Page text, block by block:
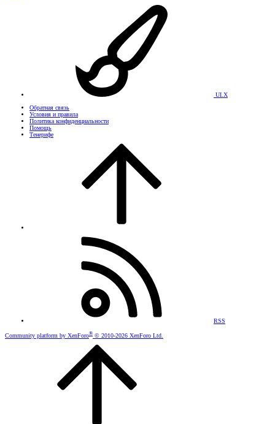
UI.X
Обратная связь
Условия и правила
Политика конфиденциальности
Помощь
Тенерифе
RSS
Community platform by XenForo® © 2010-2026 XenForo Ltd.